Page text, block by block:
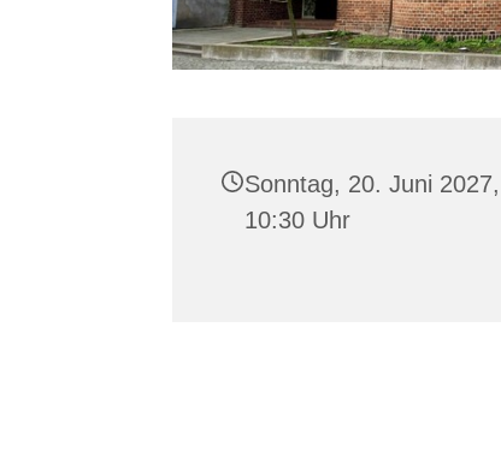
Sonntag, 20. Juni 2027,
10:30 Uhr